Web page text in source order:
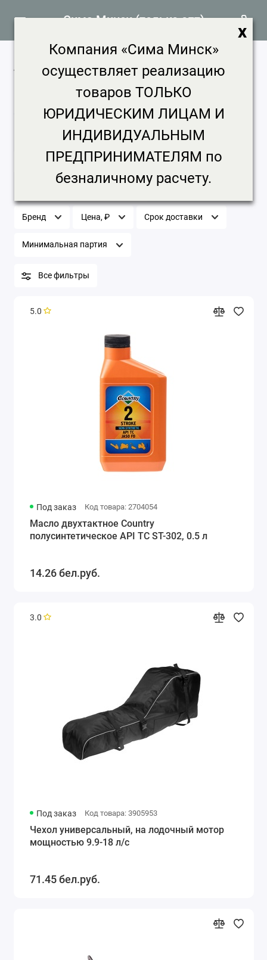
Сима Минск (только опт)
Лодочные моторы и
комплектующие продажа, цена в
9 товаров
Авто и мото Лодочные моторы и комплектующие
Лодочные моторы и комплектующие
Бренд Цена, ₽ Срок доставки
Минимальная партия
Все фильтры
5.0
Под заказ Код товара: 2704054
Масло двухтактное Country
полусинтетическое API ТС ST-302, 0.5 л
14.26 бел.руб.
3.0
Под заказ Код товара: 3905953
Чехол универсальный, на лодочный мотор
мощностью 9.9-18 л/с
71.45 бел.руб.
x
Компания «Сима Минск»
осуществляет реализацию
товаров ТОЛЬКО
ЮРИДИЧЕСКИМ ЛИЦАМ И
ИНДИВИДУАЛЬНЫМ
ПРЕДПРИНИМАТЕЛЯМ по
безналичному расчету.